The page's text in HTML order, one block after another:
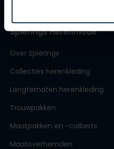
Spierings Herenmode
Over Spierings
Collecties herenkleding
Lengtematen herenkleding
Trouwpakken
Maatpakken en -colberts
Maatoverhemden